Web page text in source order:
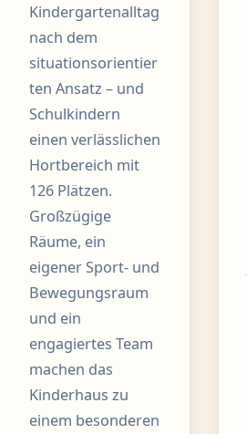
Kindergartenalltag
nach dem
situationsorientier
ten Ansatz – und
Schulkindern
einen verlässlichen
Hortbereich mit
126 Plätzen.
Großzügige
Räume, ein
eigener Sport- und
Bewegungsraum
und ein
engagiertes Team
machen das
Kinderhaus zu
einem besonderen